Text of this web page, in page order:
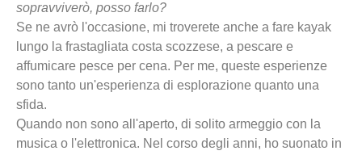
sopravviverò, posso farlo?
Se ne avrò l'occasione, mi troverete anche a fare kayak
lungo la frastagliata costa scozzese, a pescare e
affumicare pesce per cena. Per me, queste esperienze
sono tanto un'esperienza di esplorazione quanto una
sfida.
Quando non sono all'aperto, di solito armeggio con la
musica o l'elettronica. Nel corso degli anni, ho suonato in